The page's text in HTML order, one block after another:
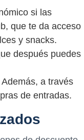
si las
que te da acceso
y snacks.
después puedes
a través
de entradas.